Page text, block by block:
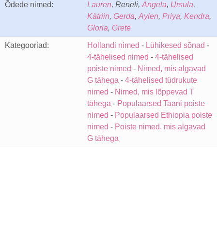
Õdede nimed: Lauren, Reneli, Angela, Ursula,
Kätriin, Gerda, Aylen, Priya, Kendra,
Gloria, Grete
Kategooriad: Hollandi nimed - Lühikesed sõnad -
4-tähelised nimed - 4-tähelised
poiste nimed - Nimed, mis algavad
G tähega - 4-tähelised tüdrukute
nimed - Nimed, mis lõppevad T
tähega - Populaarsed Taani poiste
nimed - Populaarsed Ethiopia poiste
nimed - Poiste nimed, mis algavad
G tähega